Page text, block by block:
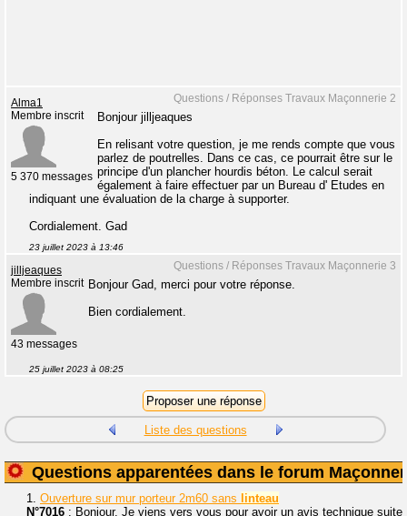
Questions / Réponses Travaux Maçonnerie 2
Alma1
Membre inscrit
5 370 messages
Bonjour jilljeaques
En relisant votre question, je me rends compte que vous
parlez de poutrelles. Dans ce cas, ce pourrait être sur le
principe d'un plancher hourdis béton. Le calcul serait
également à faire effectuer par un Bureau d' Etudes en
indiquant une évaluation de la charge à supporter.
Cordialement. Gad
23 juillet 2023 à 13:46
Questions / Réponses Travaux Maçonnerie 3
jilljeaques
Membre inscrit
43 messages
Bonjour Gad, merci pour votre réponse.
Bien cordialement.
25 juillet 2023 à 08:25
Liste des questions
Questions apparentées dans le forum
1. Ouverture sur mur porteur 2m60 sans
linteau
N°7016 : Bonjour. Je viens vers vous pour avoir un avis technique suite